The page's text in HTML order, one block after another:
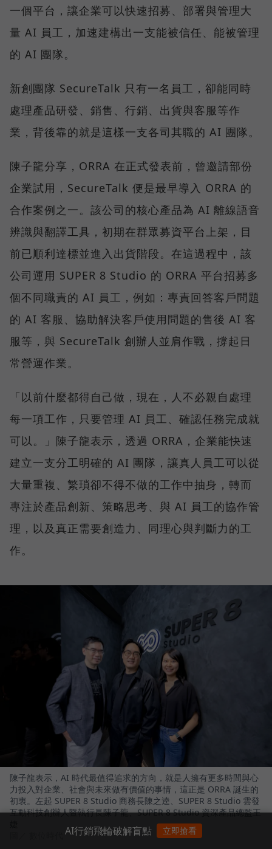
一個平台，讓企業可以快速招募、部署與管理大
量 AI 員工，加速建構出一支能被信任、能被管理
的 AI 團隊。
新創團隊 SecureTalk 只有一名員工，卻能同時
處理產品研發、銷售、行銷、出貨與客服等作
業，背後靠的就是這樣一支各司其職的 AI 團隊。
陳子龍分享，ORRA 在正式發表前，曾邀請部份
企業試用，SecureTalk 便是最早導入 ORRA 的
合作案例之一。該公司的核心產品為 AI 離線語音
辨識與翻譯工具，初期在群眾募資平台上架，目
前已順利達標並進入出貨階段。在這過程中，該
公司運用 SUPER 8 Studio 的 ORRA 平台招募多
個不同職責的 AI 員工，例如：專責回答客戶問題
的 AI 客服、協助解決客戶使用問題的售後 AI 客
服等，與 SecureTalk 創辦人並肩作戰，撐起日
常營運作業。
「以前什麼都得自己做，現在，人不必親自處理
每一項工作，只要管理 AI 員工、確認任務完成就
可以。」陳子龍表示，透過 ORRA，企業能快速
建立一支分工明確的 AI 團隊，讓真人員工可以從
大量重複、繁瑣卻不得不做的工作中抽身，轉而
專注於產品創新、策略思考、與 AI 員工的協作管
理，以及真正需要創造力、同理心與判斷力的工
作。
陳子龍表示，AI 時代最值得追求的方向，就是人擁有更多時間與心
力投入對企業、社會與未來做有價值的事情，這正是 ORRA 誕生的
初衷。左起 SUPER 8 Studio 商務長陳之逵、SUPER 8 Studio 雲發
互動科技創辦人暨執行長陳子龍、SUPER 8 Studio 資深產品總監王
AI行銷飛輪破解盲點 立即搶看